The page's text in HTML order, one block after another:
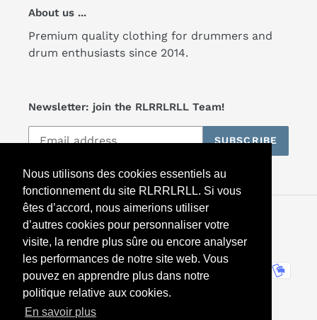
Nous utilisons des cookies essentiels au
fonctionnement du site RLRRLRLL. Si vous
êtes d’accord, nous aimerions utiliser
d’autres cookies pour personnaliser votre
visite, la rendre plus sûre ou encore analyser
les performances de notre site web. Vous
pouvez en apprendre plus dans notre
politique relative aux cookies.
En savoir plus
About us ...
Premium quality clothing for drummers and
drum enthusiasts since 2014.
Newsletter: join the RLRRLRLL Team!
SUBSCRIBE
FacebookTwitterInstagram
Payment
methods